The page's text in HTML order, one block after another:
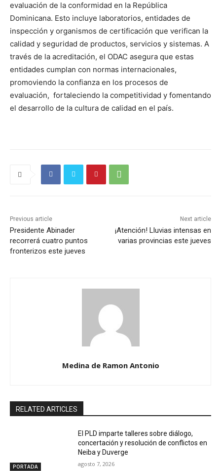
evaluación de la conformidad en la República
Dominicana. Esto incluye laboratorios, entidades de
inspección y organismos de certificación que verifican la
calidad y seguridad de productos, servicios y sistemas. A
través de la acreditación, el ODAC asegura que estas
entidades cumplan con normas internacionales,
promoviendo la confianza en los procesos de
evaluación, fortaleciendo la competitividad y fomentando
el desarrollo de la cultura de calidad en el país.
Previous article
Presidente Abinader
recorrerá cuatro puntos
fronterizos este jueves
Next article
¡Atención! Lluvias intensas en
varias provincias este jueves
Medina de Ramon Antonio
RELATED ARTICLES
PORTADA
El PLD imparte talleres sobre diálogo,
concertación y resolución de conflictos en
Neiba y Duverge
agosto 7, 2026